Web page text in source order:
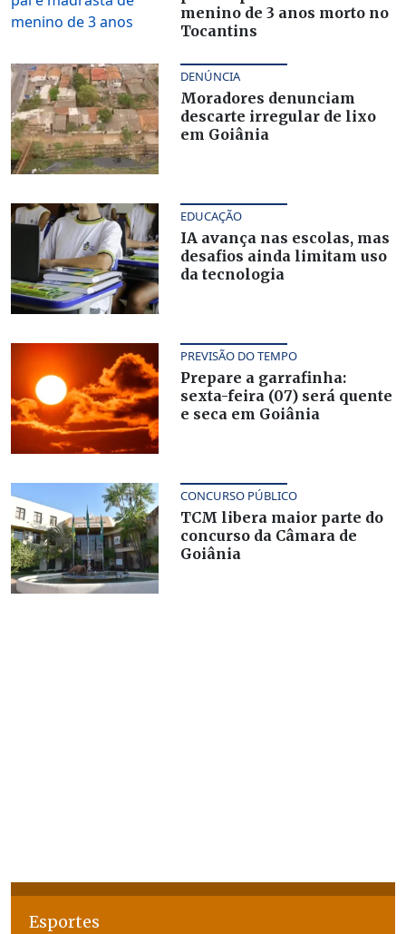
menino de 3 anos morto no
Tocantins
DENÚNCIA
Moradores denunciam
descarte irregular de lixo
em Goiânia
EDUCAÇÃO
IA avança nas escolas, mas
desafios ainda limitam uso
da tecnologia
PREVISÃO DO TEMPO
Prepare a garrafinha:
sexta-feira (07) será quente
e seca em Goiânia
CONCURSO PÚBLICO
TCM libera maior parte do
concurso da Câmara de
Goiânia
Esportes